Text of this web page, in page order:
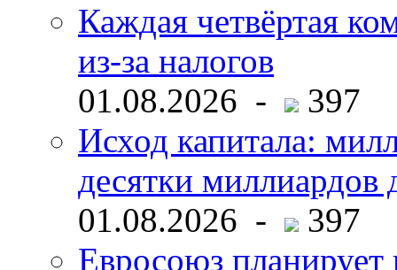
Каждая четвёртая
из-за налогов
01.08.2026 -
397
Исход капитала:
десятки миллиардов
01.08.2026 -
397
Евросоюз планирует